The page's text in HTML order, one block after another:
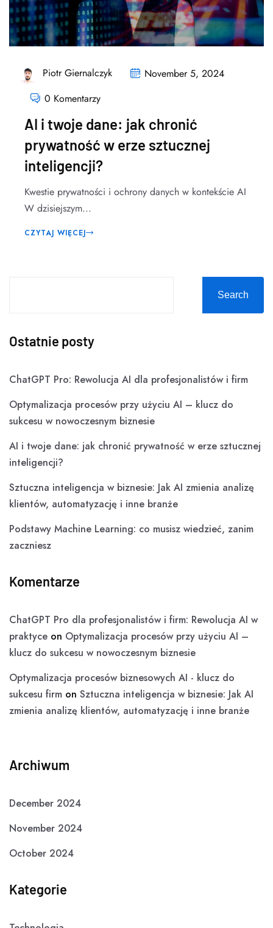
Piotr Giernalczyk
November 5, 2024
0 Komentarzy
AI i twoje dane: jak chronić
prywatność w erze sztucznej
inteligencji?
Kwestie prywatności i ochrony danych w kontekście AI
W dzisiejszym...
CZYTAJ WIĘCEJ
Search
Ostatnie posty
ChatGPT Pro: Rewolucja AI dla profesjonalistów i firm
Optymalizacja procesów przy użyciu AI – klucz do
sukcesu w nowoczesnym biznesie
AI i twoje dane: jak chronić prywatność w erze sztucznej
inteligencji?
Sztuczna inteligencja w biznesie: Jak AI zmienia analizę
klientów, automatyzację i inne branże
Podstawy Machine Learning: co musisz wiedzieć, zanim
zaczniesz
Komentarze
ChatGPT Pro dla profesjonalistów i firm: Rewolucja AI w
praktyce on Optymalizacja procesów przy użyciu AI –
klucz do sukcesu w nowoczesnym biznesie
Optymalizacja procesów biznesowych AI - klucz do
sukcesu firm on Sztuczna inteligencja w biznesie: Jak AI
zmienia analizę klientów, automatyzację i inne branże
Archiwum
December 2024
November 2024
October 2024
Kategorie